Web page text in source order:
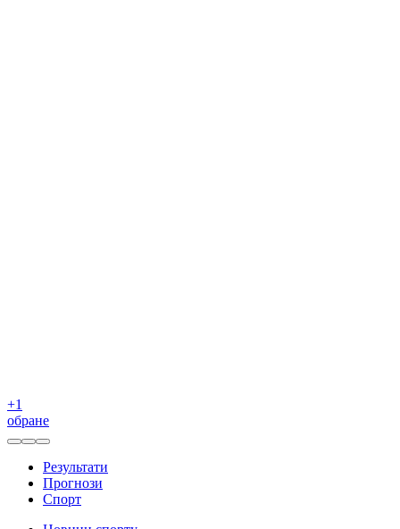
+1
обране
Результати
Прогнози
Спорт